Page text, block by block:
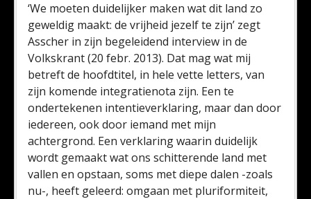
‘We moeten duidelijker maken wat dit land zo
geweldig maakt: de vrijheid jezelf te zijn’ zegt
Asscher in zijn begeleidend interview in de
Volkskrant (20 febr. 2013). Dat mag wat mij
betreft de hoofdtitel, in hele vette letters, van
zijn komende integratienota zijn. Een te
ondertekenen intentieverklaring, maar dan door
iedereen, ook door iemand met mijn
achtergrond. Een verklaring waarin duidelijk
wordt gemaakt wat ons schitterende land met
vallen en opstaan, soms met diepe dalen -zoals
nu-, heeft geleerd: omgaan met pluriformiteit,